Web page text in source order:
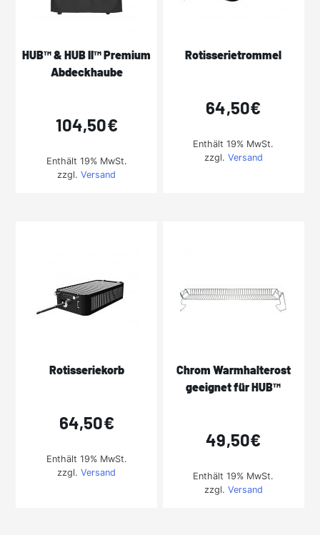
HUB™ & HUB II™ Premium
Abdeckhaube
104,50€
Enthält 19% MwSt.
zzgl.Versand
Rotisserietrommel
64,50€
Enthält 19% MwSt.
zzgl. Versand
Rotisseriekorb
64,50€
Enthält 19% MwSt.
zzgl.Versand
Chrom Warmhalterost
geeignet für HUB™
49,50€
Enthält 19% MwSt.
zzgl. Versand